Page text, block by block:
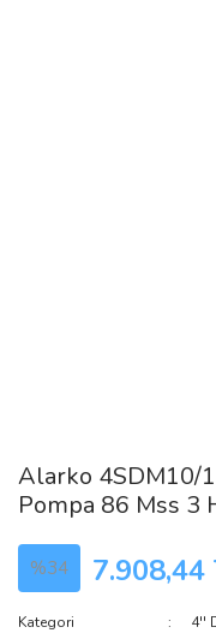
Alarko 4SDM10/
Pompa 86 Mss 3
%34 7.908,44
Kategori
4''